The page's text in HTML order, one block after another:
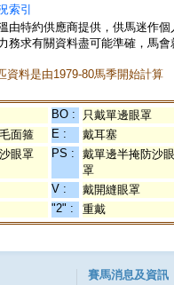
索引
由特約供應商提供，供馬迷作
務求有關資料盡可能準確，馬
資料是由1979-80馬季開始計算
BO : 只戴單邊眼罩
面箍 E : 戴耳塞
眼罩 PS :
戴單邊半掩防沙眼
罩
V : 戴開縫眼罩
"2" : 重戴
賽馬消息及資訊